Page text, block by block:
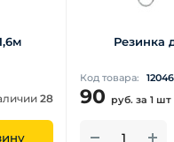
28
Резинка
Код товара: 12046
90 руб. за 1 шт